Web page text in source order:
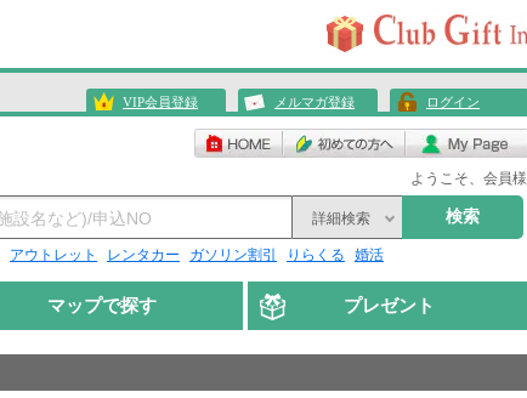
VIP会員登録 メルマガ登録 ログイン
ようこそ、会員様
詳細検索 検索
アウトレット レンタカー ガソリン割引 りらくる 婚活
マップで探す プレゼント